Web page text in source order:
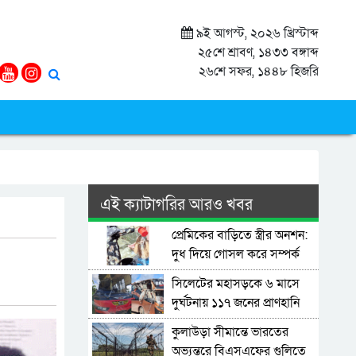
৯ই আগস্ট, ২০২৬ খ্রিস্টাব্দ
২৫শে শ্রাবণ, ১৪৩৩ বঙ্গাব্দ
২৬শে সফর, ১৪৪৮ হিজরি
এই ক্যাটাগরির আরও খবর
প্রেমিকের বাড়িতে স্ত্রীর অনশন:
দুধ দিয়ে গোসল করে সম্পর্ক
বিচ্ছেদ স্বামীর
সিলেটের মহাসড়কে ৬ মাসে
দুর্ঘটনায় ১১৭ জনের প্রাণহানি
কুলাউড়া সীমান্তে ভারতের
অভ্যন্তরে বিএসএফের গুলিতে